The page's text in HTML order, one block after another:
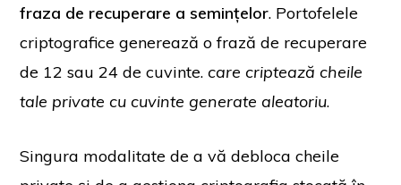
fraza de recuperare a semințelor. Portofelele
criptografice generează o frază de recuperare
de 12 sau 24 de cuvinte. care criptează cheile
tale private cu cuvinte generate aleatoriu.
Singura modalitate de a vă debloca cheile